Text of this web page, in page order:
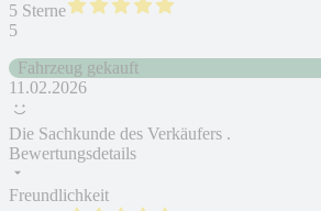
5 Sterne
5
Fahrzeug gekauft
11.02.2026
Die Sachkunde des Verkäufers .
Bewertungsdetails
Freundlichkeit